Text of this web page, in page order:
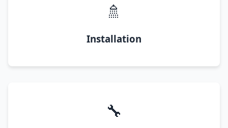
🚿
Installation
🔧